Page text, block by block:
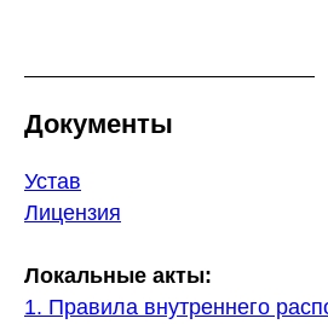
Документы
Устав
Лицензия
Локальные акты:
1. Правила внутреннего